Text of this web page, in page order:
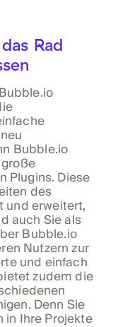
Rad
Bubble.io
Plugins. Diese
des
und erweitert,
auch Sie als
Bubble.io
Nutzern zur
und einfach
zudem die
Denn Sie
in Ihre Projekte